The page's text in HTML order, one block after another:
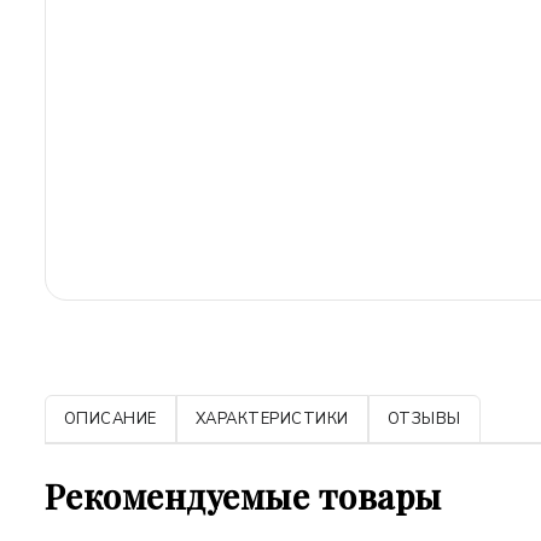
ОПИСАНИЕ ХАРАКТЕРИСТИКИ ОТЗЫВЫ
Рекомендуемые товары